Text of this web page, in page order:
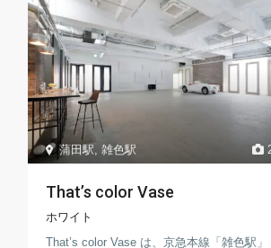
蒲田駅 ,雑色駅
That’s color Vase
ホワイト
That’s color Vase は、京急本線「雑色駅」